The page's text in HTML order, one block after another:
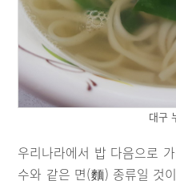
대구
우리나라에서 밥 다음으로
수와 같은 면(麵) 종류일 것